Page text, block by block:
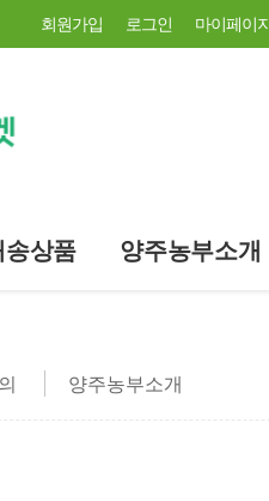
회원가입 로그인 마이페이지
상품 양주농부소개
양주농부소개